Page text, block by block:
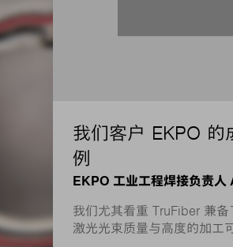
我们客户 EKPO 的
例
我们尤其看重 TruFiber 兼备
激光光束质量与高度的加工